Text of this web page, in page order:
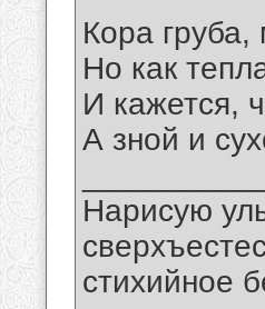
Кора
Но как
И кажется,
А зной и
Нарисую
стихийное